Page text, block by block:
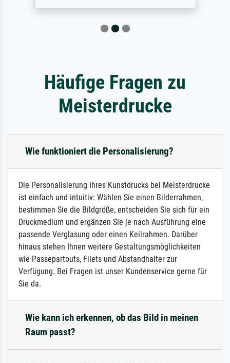
Häufige Fragen zu
Meisterdrucke
Wie funktioniert die Personalisierung?
Die Personalisierung Ihres Kunstdrucks bei Meisterdrucke
ist einfach und intuitiv: Wählen Sie einen Bilderrahmen,
bestimmen Sie die Bildgröße, entscheiden Sie sich für ein
Druckmedium und ergänzen Sie je nach Ausführung eine
passende Verglasung oder einen Keilrahmen. Darüber
hinaus stehen Ihnen weitere Gestaltungsmöglichkeiten
wie Passepartouts, Filets und Abstandhalter zur
Verfügung. Bei Fragen ist unser Kundenservice gerne für
Sie da.
Wie kann ich erkennen, ob das Bild in meinen
Raum passt?